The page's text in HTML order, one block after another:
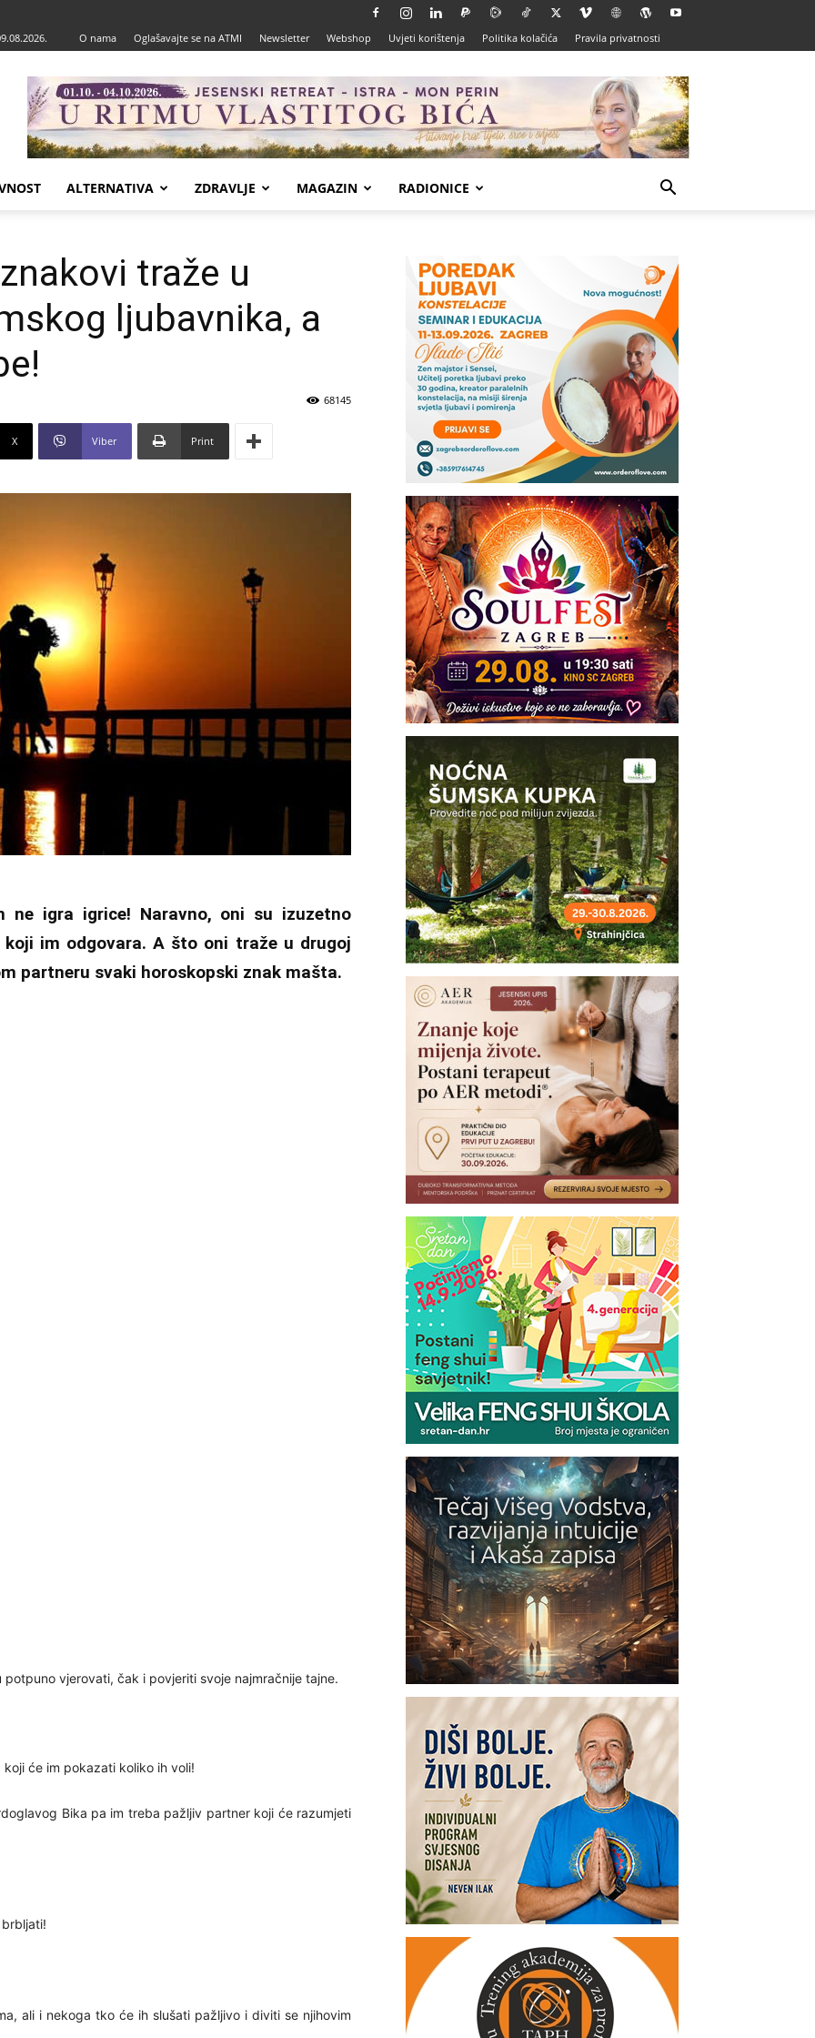
O nama Oglašavajte se na ATMI Newsletter Webshop Uvjeti korištenja Politika kolačića Pravila privatnosti
ALTERNATIVA ZDRAVLJE MAGAZIN RADIONICE
traže u
ljubavnika, a
68145
X Viber Print
ne igra igrice! Naravno, oni su izuzetno
im odgovara. A što oni traže u drugoj
partneru svaki horoskopski znak mašta.
vjerovati, čak i povjeriti svoje najmračnije tajne.
će im pokazati koliko ih voli!
Bika pa im treba pažljiv partner koji će razumjeti
ali i nekoga tko će ih slušati pažljivo i diviti se njihovim